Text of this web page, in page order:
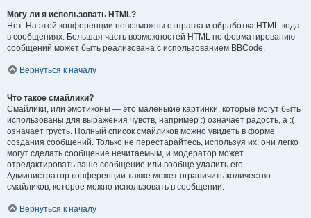
Могу ли я использовать HTML?
Нет. На этой конференции невозможны отправка и обработка HTML-кода
в сообщениях. Большая часть возможностей HTML по форматированию
сообщений может быть реализована с использованием BBCode.
Вернуться к началу
Что такое смайлики?
Смайлики, или эмотиконы — это маленькие картинки, которые могут быть
использованы для выражения чувств, например :) означает радость, а :(
означает грусть. Полный список смайликов можно увидеть в форме
создания сообщений. Только не перестарайтесь, используя их: они легко
могут сделать сообщение нечитаемым, и модератор может
отредактировать ваше сообщение или вообще удалить его.
Администратор конференции также может ограничить количество
смайликов, которое можно использовать в сообщении.
Вернуться к началу